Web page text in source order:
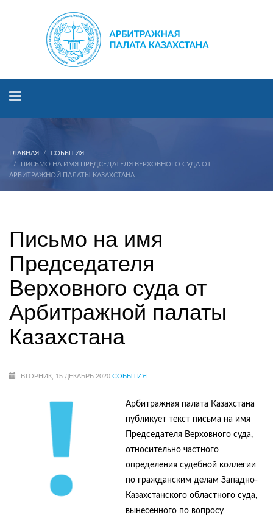
ГЛАВНАЯ
СОБЫТИЯ
ПИСЬМО НА ИМЯ ПРЕДСЕДАТЕЛЯ ВЕРХОВНОГО СУДА ОТ
АРБИТРАЖНОЙ ПАЛАТЫ КАЗАХСТАНА
Письмо на имя
Председателя
Верховного суда от
Арбитражной палаты
Казахстана
ВТОРНИК, 15 ДЕКАБРЬ 2020 СОБЫТИЯ
Арбитражная палата Казахстана
публикует текст письма на имя
Председателя Верховного суда,
относительно частного
определения судебной коллегии
по гражданским делам Западно-
Казахстанского областного суда,
вынесенного по вопросу